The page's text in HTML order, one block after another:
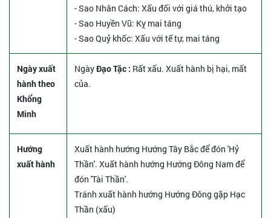
- Sao Nhân Cách: Xấu đối với giá thú, khởi tạo
- Sao Huyền Vũ: Kỵ mai táng
- Sao Quỷ khốc: Xấu với tế tự, mai táng
Ngày xuất
hành theo
Khổng
Minh
NgàyĐạo Tặc : Rất xấu. Xuất hành bị hại, mất
của.
Hướng
xuất hành
Xuất hành hướng Hướng Tây Bắc để đón 'Hỷ
Thần'. Xuất hành hướng Hướng Đông Nam để
đón 'Tài Thần'.
Tránh xuất hành hướng Hướng Đông gặp Hạc
Thần (xấu)